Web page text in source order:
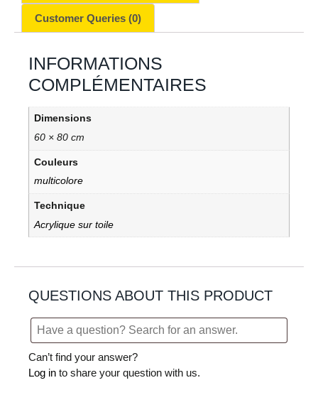
Customer Queries (0)
INFORMATIONS
COMPLÉMENTAIRES
Dimensions
60 × 80 cm
Couleurs
multicolore
Technique
Acrylique sur toile
QUESTIONS ABOUT THIS PRODUCT
Can’t find your answer?
Log in to share your question with us.